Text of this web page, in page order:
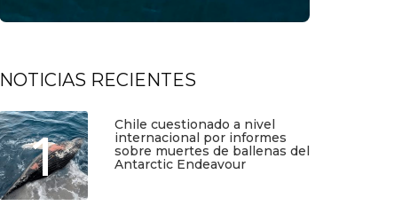
NOTICIAS RECIENTES
1
Chile cuestionado a nivel
internacional por informes
sobre muertes de ballenas del
Antarctic Endeavour